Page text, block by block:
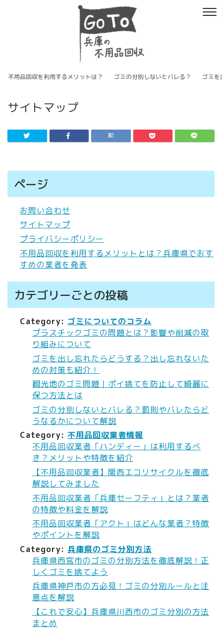
不用品回収を利用するメリットは？ ゴミの分別しないとバレる？ ゴミ
サイトマップ
ページ
お問い合わせ
サイトマップ
プライバシーポリシー
不用品回収を利用するメリットとは？兵庫県でおす
すめの業者を発表
カテゴリーごとの投稿
Category: ゴミについてのコラム
プラスチックゴミの問題とは？影響や削減の取
り組みについて
ゴミを出し忘れたらどうする？出し忘れないた
めの対策も紹介！
観光地のゴミ問題｜ポイ捨てを防止して綺麗に
保つ方法とは
ゴミの分別しないとバレる？罰則やバレたらど
うなるかについて解説
Category: 不用品回収業者情報
不用品回収業者「ハンディー」は利用するべ
き？メリットや特徴を紹介
【不用品回収業者】関西エコリサイクルを徹底
解説してみました
不用品回収業者「兵庫セーフティ」とは？業者
の特徴や料金を解説
不用品回収業者「アクト」はどんな業者？特徴
やポイントを解説
Category: 兵庫県のゴミ分別方法
兵庫県西宮市のゴミの分別方法を徹底解説！正
しくゴミを捨てよう
兵庫県神戸市の方必見！ゴミの分別ルールと注
意点を解説
【これで安心】兵庫県川西市のゴミ分別の方法
まとめ